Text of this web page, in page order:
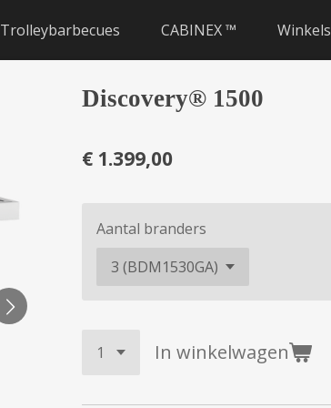
Trolleybarbecues CABINEX ™ Winkels
Discovery® 1500
€ 1.399,00
Aantal branders
In winkelwagen